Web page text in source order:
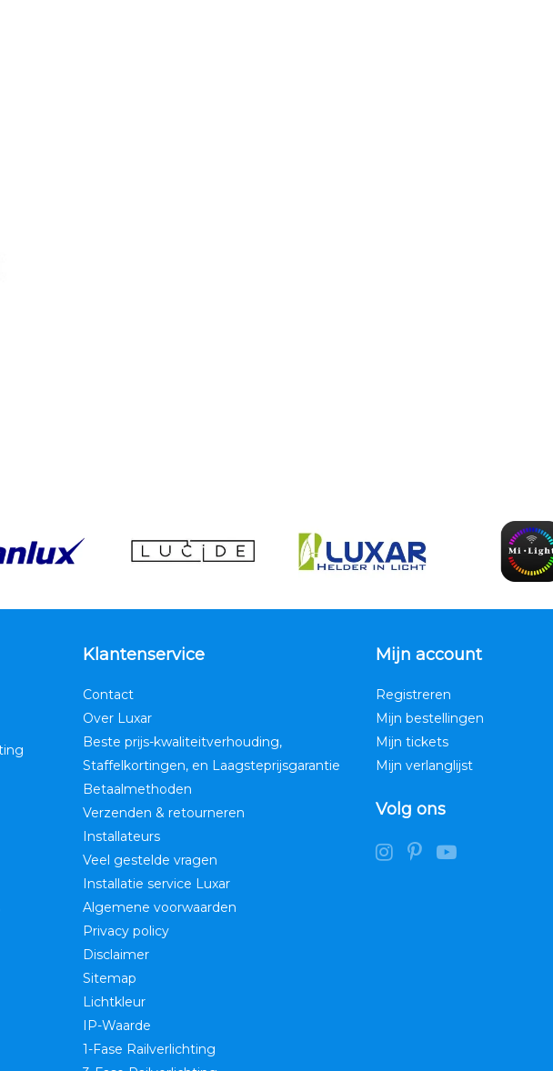
Klantenservice
Contact
Over Luxar
Beste prijs-kwaliteitverhouding,
Staffelkortingen, en Laagsteprijsgarantie
Betaalmethoden
Verzenden & retourneren
Installateurs
Veel gestelde vragen
Installatie service Luxar
Algemene voorwaarden
Privacy policy
Disclaimer
Sitemap
Lichtkleur
IP-Waarde
1-Fase Railverlichting
Mijn account
Registreren
Mijn bestellingen
Mijn tickets
Mijn verlanglijst
Volg ons